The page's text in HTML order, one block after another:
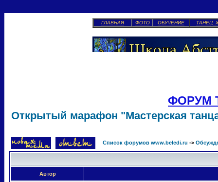
ГЛАВНАЯ ФОТО ОБУЧЕНИЕ ТАНЕЦ
ФОРУМ
Открытый марафон "Мастерская
Список форумов www.beledi.ru ->
Автор